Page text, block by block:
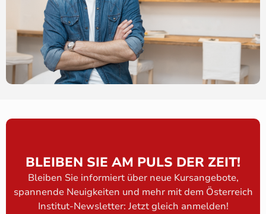
BLEIBEN SIE AM PULS DER ZEIT!
Bleiben Sie informiert über neue Kursangebote,
spannende Neuigkeiten und mehr mit dem Österreich
Institut-Newsletter: Jetzt gleich anmelden!